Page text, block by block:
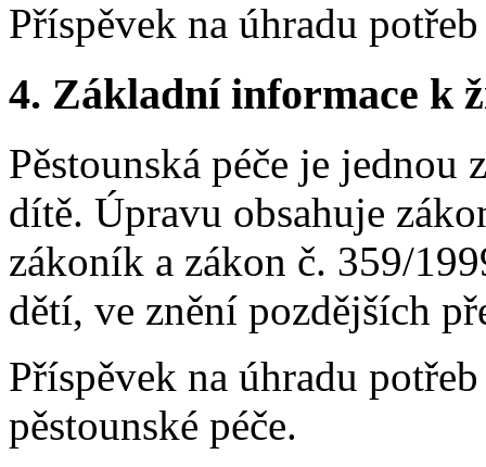
Příspěvek na úhradu
4. Základní informace k
Pěstounská péče je jednou
dítě. Úpravu obsahuje
zákoník a zákon č. 359/
dětí, ve znění pozdějších
Příspěvek na úhradu
pěstounské péče.